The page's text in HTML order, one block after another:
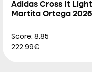
Adidas Cross It Light
Martita Ortega 2026
Score: 8.85
222.99€